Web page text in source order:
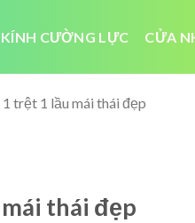
CƯỜNG LỰC CỬA
trệt 1 lầu mái thái đẹp
thái đẹp